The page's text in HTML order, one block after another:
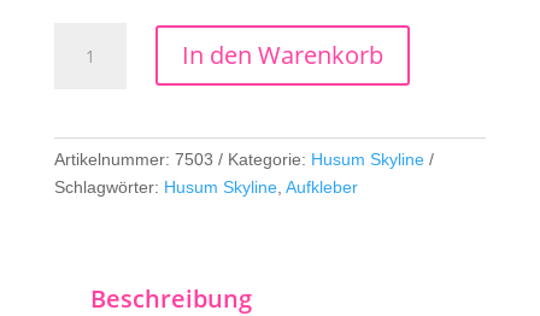
Skyline
In den Warenkorb
Artikelnummer: 7503 Kategorie: Husum Skyline
Schlagwörter: Husum Skyline, Aufkleber
Beschreibung